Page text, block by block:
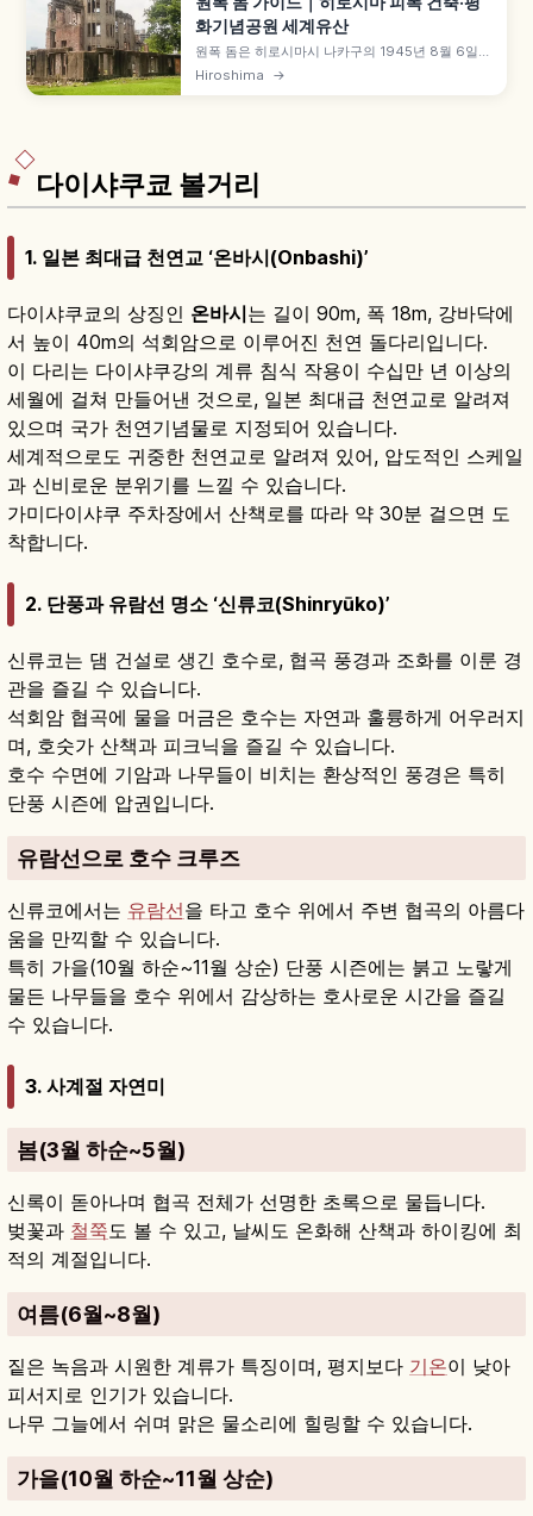
화기념공원 세계유산
원폭 돔은 히로시마시 나카구의 1945년 8월 6일
원자폭탄 피폭 건축으로, 평화의 상징입니다. 1915
Hiroshima →
다이샤쿠쿄 볼거리
1. 일본 최대급 천연교 ‘온바시(Onbashi)’
다이샤쿠쿄의 상징인 온바시는 길이 90m, 폭 18m, 강바닥에
서 높이 40m의 석회암으로 이루어진 천연 돌다리입니다.
이 다리는 다이샤쿠강의 계류 침식 작용이 수십만 년 이상의
세월에 걸쳐 만들어낸 것으로, 일본 최대급 천연교로 알려져
있으며 국가 천연기념물로 지정되어 있습니다.
세계적으로도 귀중한 천연교로 알려져 있어, 압도적인 스케일
과 신비로운 분위기를 느낄 수 있습니다.
가미다이샤쿠 주차장에서 산책로를 따라 약 30분 걸으면 도
착합니다.
2. 단풍과 유람선 명소 ‘신류코(Shinryūko)’
신류코는 댐 건설로 생긴 호수로, 협곡 풍경과 조화를 이룬 경
관을 즐길 수 있습니다.
석회암 협곡에 물을 머금은 호수는 자연과 훌륭하게 어우러지
며, 호숫가 산책과 피크닉을 즐길 수 있습니다.
호수 수면에 기암과 나무들이 비치는 환상적인 풍경은 특히
단풍 시즌에 압권입니다.
유람선으로 호수 크루즈
신류코에서는 유람선을 타고 호수 위에서 주변 협곡의 아름다
움을 만끽할 수 있습니다.
특히 가을(10월 하순~11월 상순) 단풍 시즌에는 붉고 노랗게
물든 나무들을 호수 위에서 감상하는 호사로운 시간을 즐길
수 있습니다.
3. 사계절 자연미
봄(3월 하순~5월)
신록이 돋아나며 협곡 전체가 선명한 초록으로 물듭니다.
벚꽃과 철쭉도 볼 수 있고, 날씨도 온화해 산책과 하이킹에 최
적의 계절입니다.
여름(6월~8월)
짙은 녹음과 시원한 계류가 특징이며, 평지보다 기온이 낮아
피서지로 인기가 있습니다.
나무 그늘에서 쉬며 맑은 물소리에 힐링할 수 있습니다.
가을(10월 하순~11월 상순)